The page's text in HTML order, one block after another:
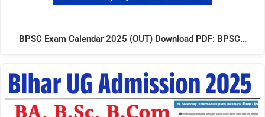
BPSC Exam Calendar 2025 (OUT) Download PDF: BPSC…